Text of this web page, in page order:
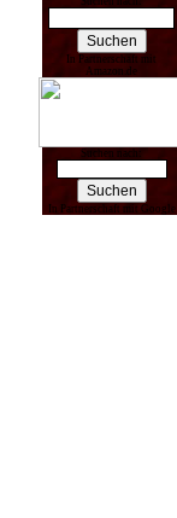
In Partnerschaft mit
Amazon.de
Suchen nach:
In Partnerschaft mit Google